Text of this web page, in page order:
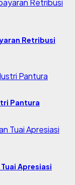
Retribusi
Pantura
Apresiasi